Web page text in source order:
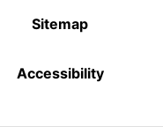
Sitemap
Accessibility